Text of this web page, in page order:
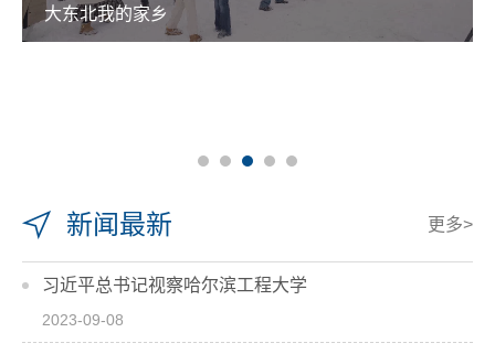
大东北我的家乡
新闻最新 更多>
习近平总书记视察哈尔滨工程大学
2023-09-08